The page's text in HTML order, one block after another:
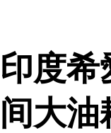
印度希
间大油